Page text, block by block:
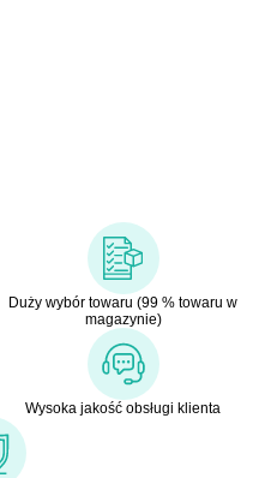
Duży wybór towaru (99 % towaru w
magazynie)
Wysoka jakość obsługi klienta